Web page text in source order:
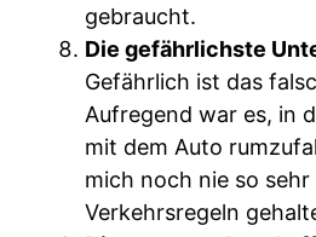
gebraucht.
Die gefährlichste
Gefährlich ist das
Aufregend war es, in
mit dem Auto
mich noch nie so sehr
Verkehrsregeln